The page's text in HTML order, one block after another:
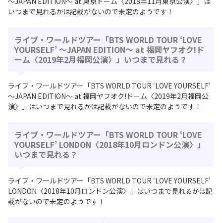
いつまで見れるかは記載がないので未定のようです！
ライブ・ワールドツアー「BTS WORLD TOUR ‘LOVE
YOURSELF’ ～JAPAN EDITION～ at 福岡ヤフオク!ド
ーム〈2019年2月福岡公演〉」いつまで見れる？
ライブ・ワールドツアー「BTS WORLD TOUR ‘LOVE YOURSELF’
～JAPAN EDITION～ at 福岡ヤフオク!ドーム〈2019年2月福岡公
演〉」はいつまで見れるかは記載がないので未定のようです！
ライブ・ワールドツアー「BTS WORLD TOUR ‘LOVE
YOURSELF’ LONDON〈2018年10月ロンドン公演〉」
いつまで見れる？
ライブ・ワールドツアー「BTS WORLD TOUR ‘LOVE YOURSELF’
LONDON〈2018年10月ロンドン公演〉」はいつまで見れるかは記
載がないので未定のようです！